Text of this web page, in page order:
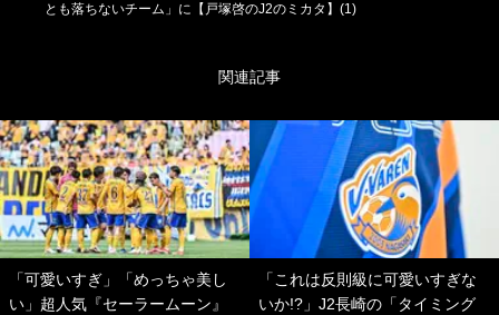
とも落ちないチーム」に【戸塚啓のJ2のミカタ】(1)
関連記事
「可愛いすぎ」「めっちゃ美し
い」超人気『セーラームーン』
「これは反則級に可愛いすぎな
いか!?」J2長崎の「タイミング